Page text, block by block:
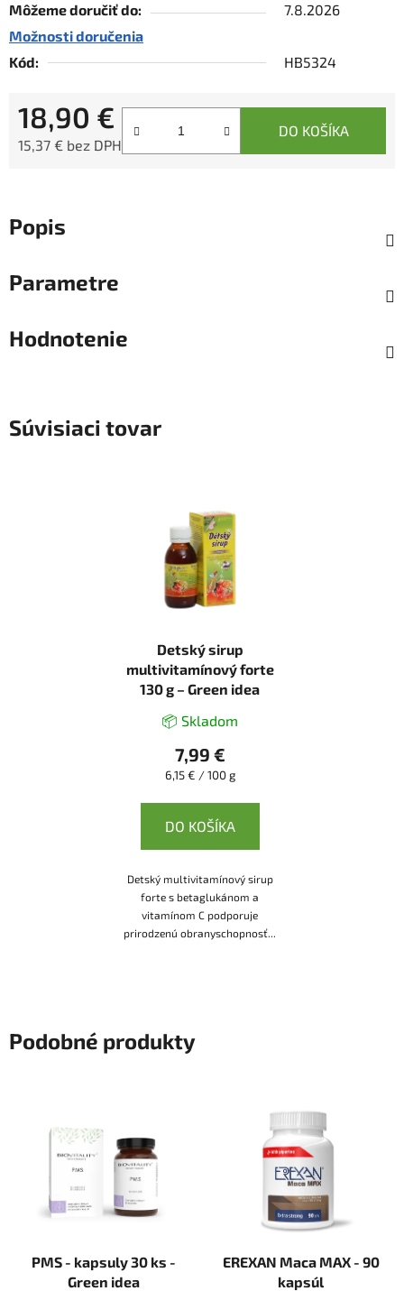
Môžeme doručiť do:
7.8.2026
Možnosti doručenia
Kód:
HB5324
18,90 €
15,37 € bez DPH
DO KOŠÍKA
Popis
Parametre
Hodnotenie
Súvisiaci tovar
Detský sirup
multivitamínový forte
130 g – Green idea
📦 Skladom
7,99 €
Jednotková
6,15 € / 100 g
DO KOŠÍKA
Detský multivitamínový sirup
forte s betaglukánom a
vitamínom C podporuje
prirodzenú obranyschopnosť...
Podobné produkty
PMS - kapsuly 30 ks -
Green idea
EREXAN Maca MAX - 90
kapsúl